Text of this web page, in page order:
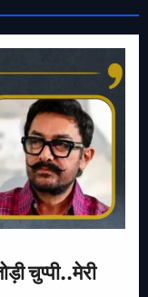
चुप्पी..मेरी